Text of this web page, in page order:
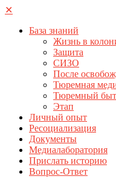
✕
База знаний
Жизнь в
Защита
СИЗО
После
Тюремная
Тюремный быт
Этап
Личный опыт
Ресоциализация
Документы
Медиалаборатория
Прислать историю
Вопрос-Ответ